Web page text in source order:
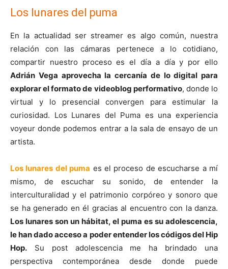
Los lunares del puma
En la actualidad ser streamer es algo común, nuestra
relación con las cámaras pertenece a lo cotidiano,
compartir nuestro proceso es el día a día y por ello
Adrián Vega aprovecha la cercanía de lo digital para
explorar el formato de videoblog performativo, donde lo
virtual y lo presencial convergen para estimular la
curiosidad. Los Lunares del Puma es una experiencia
voyeur donde podemos entrar a la sala de ensayo de un
artista.
Los lunares del puma es el proceso de escucharse a mí
mismo, de escuchar su sonido, de entender la
interculturalidad y el patrimonio corpóreo y sonoro que
se ha generado en él gracias al encuentro con la danza.
Los lunares son un hábitat, el puma es su adolescencia,
le han dado acceso a poder entender los códigos del Hip
Hop. Su post adolescencia me ha brindado una
perspectiva contemporánea desde donde puede